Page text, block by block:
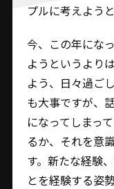
プルに考えよう
今、この年にな
ようというより
よう、日々過ご
も大事ですが、
になってしまっ
るか、それを意
す。新たな経験
とを経験する姿